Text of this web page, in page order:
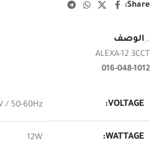
Share:
الوصف
ALEXA-12 3CCT
016-048-1012
VOLTAGE:
/ 50-60Hz
WATTAGE:
12W